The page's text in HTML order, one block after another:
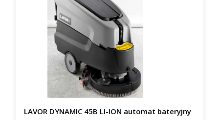
LAVOR DYNAMIC 45B LI-ION automat bateryjny